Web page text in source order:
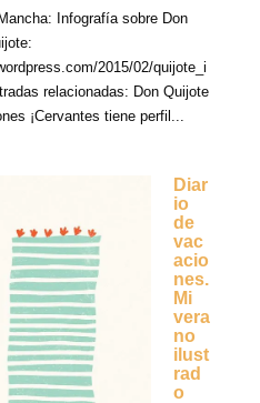
Infografía sobre Don
2015/02/quijote_i
relacionadas: Don Quijote
¡Cervantes tiene perfil...
Diar
io
de
vac
acio
nes.
Mi
vera
no
ilust
rad
o